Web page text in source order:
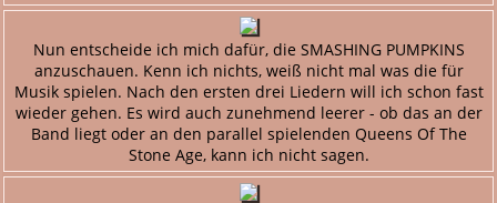
Nun entscheide ich mich dafür, die SMASHING PUMPKINS
anzuschauen. Kenn ich nichts, weiß nicht mal was die für
Musik spielen. Nach den ersten drei Liedern will ich schon fast
wieder gehen. Es wird auch zunehmend leerer - ob das an der
Band liegt oder an den parallel spielenden Queens Of The
Stone Age, kann ich nicht sagen.